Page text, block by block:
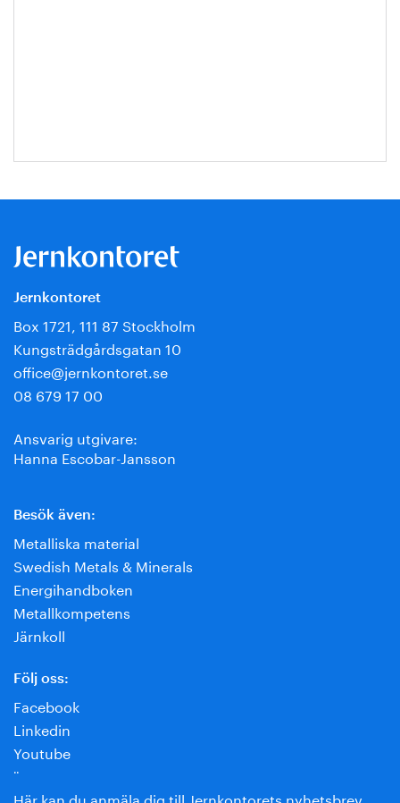
Jernkontoret
Box 1721, 111 87 Stockholm
Kungsträdgårdsgatan 10
office@jernkontoret.se
08 679 17 00
Ansvarig utgivare:
Hanna Escobar-Jansson
Besök även:
Metalliska material
Swedish Metals & Minerals
Energihandboken
Metallkompetens
Järnkoll
Följ oss:
Facebook
Linkedin
Youtube
¨
Här kan du anmäla dig till Jernkontorets nyhetsbrev